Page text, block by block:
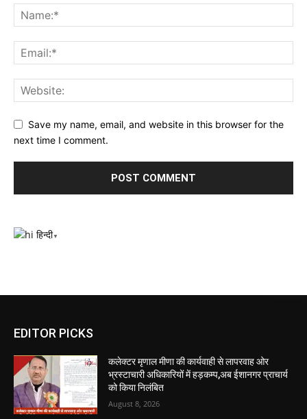
Save my name, email, and website in this browser for the
next time I comment.
हिन्दी▼
EDITOR PICKS
कलेक्टर मृणाल मीणा की कार्यवाही से लापरवाह ओर
भ्रस्टाचारी अधिकारियों में हड़कम्प,अब ईशानगर प्राचार्य
को किया निलंबित
August 8, 2026